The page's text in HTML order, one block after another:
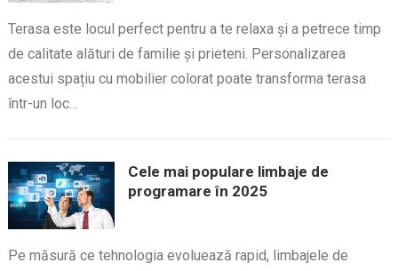
Terasa este locul perfect pentru a te relaxa și a petrece timp
de calitate alături de familie și prieteni. Personalizarea
acestui spațiu cu mobilier colorat poate transforma terasa
într-un loc…
Cele mai populare limbaje de
programare în 2025
Pe măsură ce tehnologia evoluează rapid, limbajele de